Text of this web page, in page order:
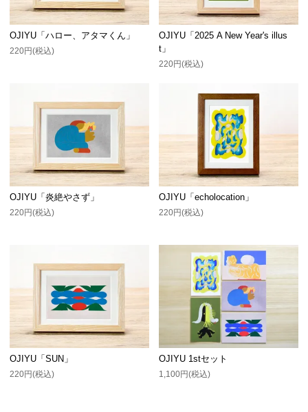
OJIYU「ハロー、アタマくん」
220円(税込)
OJIYU「2025 A New Year's illus
t」
220円(税込)
OJIYU「炎絶やさず」
220円(税込)
OJIYU「echolocation」
220円(税込)
OJIYU「SUN」
220円(税込)
OJIYU 1stセット
1,100円(税込)